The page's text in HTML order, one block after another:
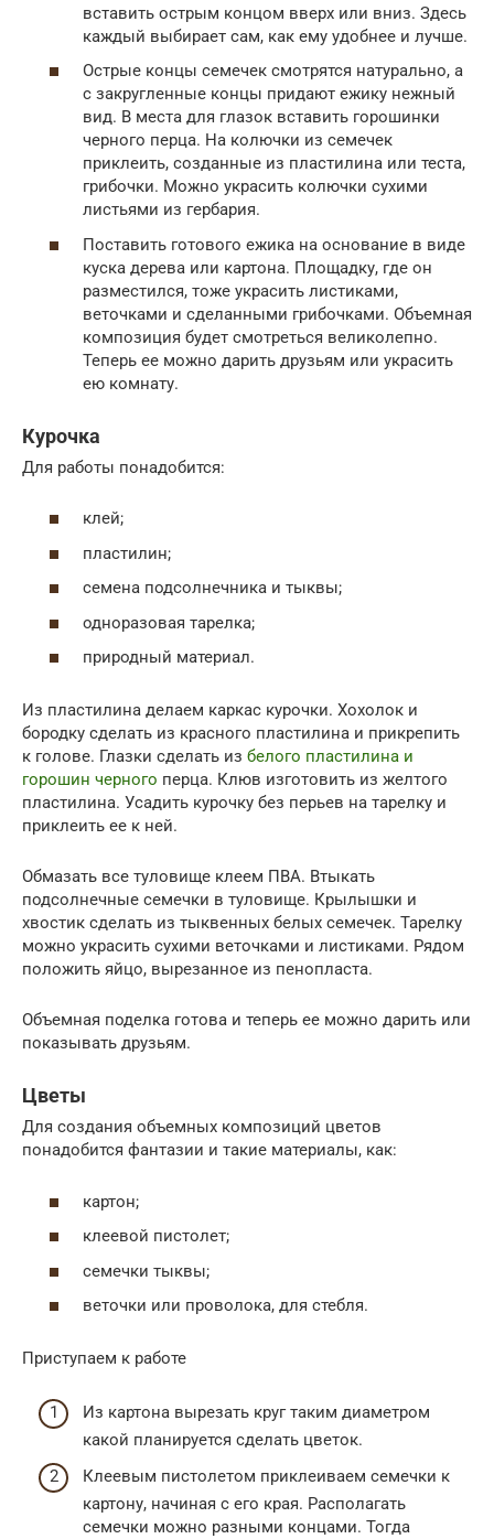
вставить острым концом вверх или вниз. Здесь
каждый выбирает сам, как ему удобнее и лучше.
Острые концы семечек смотрятся натурально, а
с закругленные концы придают ежику нежный
вид. В места для глазок вставить горошинки
черного перца. На колючки из семечек
приклеить, созданные из пластилина или теста,
грибочки. Можно украсить колючки сухими
листьями из гербария.
Поставить готового ежика на основание в виде
куска дерева или картона. Площадку, где он
разместился, тоже украсить листиками,
веточками и сделанными грибочками. Объемная
композиция будет смотреться великолепно.
Теперь ее можно дарить друзьям или украсить
ею комнату.
Курочка
Для работы понадобится:
клей;
пластилин;
семена подсолнечника и тыквы;
одноразовая тарелка;
природный материал.
Из пластилина делаем каркас курочки. Хохолок и
бородку сделать из красного пластилина и прикрепить
к голове. Глазки сделать из белого пластилина и
горошин черного перца. Клюв изготовить из желтого
пластилина. Усадить курочку без перьев на тарелку и
приклеить ее к ней.
Обмазать все туловище клеем ПВА. Втыкать
подсолнечные семечки в туловище. Крылышки и
хвостик сделать из тыквенных белых семечек. Тарелку
можно украсить сухими веточками и листиками. Рядом
положить яйцо, вырезанное из пенопласта.
Объемная поделка готова и теперь ее можно дарить или
показывать друзьям.
Цветы
Для создания объемных композиций цветов
понадобится фантазии и такие материалы, как:
картон;
клеевой пистолет;
семечки тыквы;
веточки или проволока, для стебля.
Приступаем к работе
Из картона вырезать круг таким диаметром
какой планируется сделать цветок.
Клеевым пистолетом приклеиваем семечки к
картону, начиная с его края. Располагать
семечки можно разными концами. Тогда